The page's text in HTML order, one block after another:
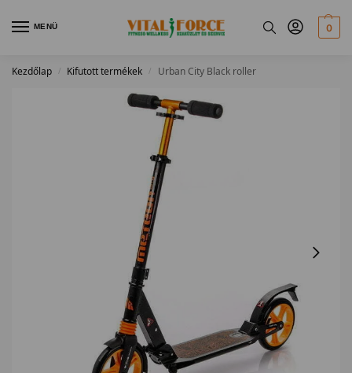
MENÜ 0
Kezdőlap / Kifutott termékek / Urban City Black roller